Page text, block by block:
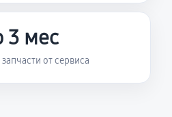
3 мес
от сервиса